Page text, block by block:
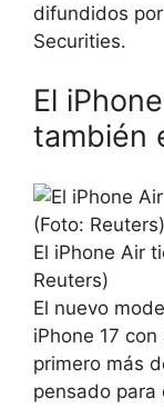
difundidos
Securities.
El
también
El iPhone Air
Reuters)
El nuevo
iPhone 17
primero más
pensado para